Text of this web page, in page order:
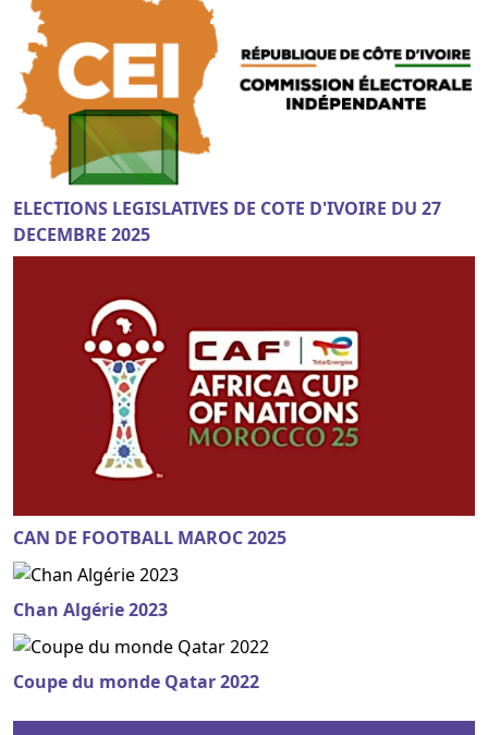
ELECTIONS LEGISLATIVES DE COTE D'IVOIRE DU 27
DECEMBRE 2025
CAN DE FOOTBALL MAROC 2025
Chan Algérie 2023
Coupe du monde Qatar 2022